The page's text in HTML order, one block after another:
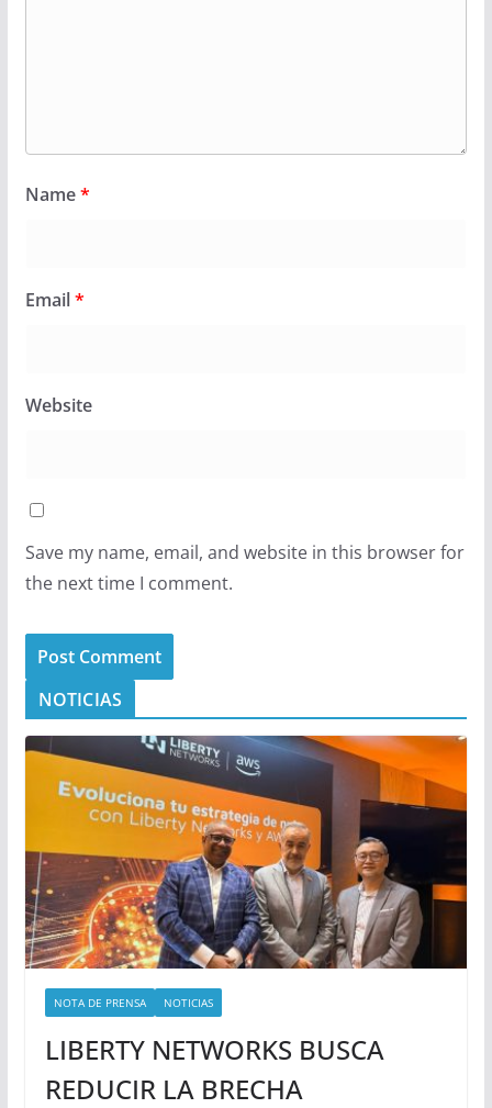
Name*
Email*
Website
Save my name, email, and website in this browser for
the next time I comment.
NOTICIAS
NOTA DE PRENSA NOTICIAS
LIBERTY NETWORKS BUSCA
REDUCIR LA BRECHA